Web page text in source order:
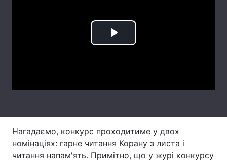
Регіони
Контакти
Play
Нагадаємо, конкурс проходитиме у двох
номінаціях: гарне читання Корану з листа і
читання напам'ять. Примітно, що у журі конкурсу